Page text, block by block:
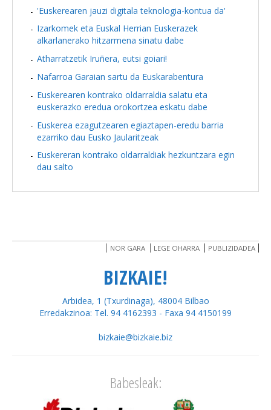
'Euskerearen jauzi digitala teknologia-kontua da'
Izarkomek eta Euskal Herrian Euskerazek
alkarlanerako hitzarmena sinatu dabe
Atharratzetik Iruñera, eutsi goiari!
Nafarroa Garaian sartu da Euskarabentura
Euskerearen kontrako oldarraldia salatu eta
euskerazko eredua orokortzea eskatu dabe
Euskerea ezagutzearen egiaztapen-eredu barria
ezarriko dau Eusko Jaularitzeak
Euskereran kontrako oldarraldiak hezkuntzara egin
dau salto
NOR GARA LEGE OHARRA PUBLIZIDADEA
BIZKAIE!
Arbidea, 1 (Txurdinaga), 48004 Bilbao
Erredakzinoa: Tel. 94 4162393 - Faxa 94 4150199
bizkaie@bizkaie.biz
Babesleak: